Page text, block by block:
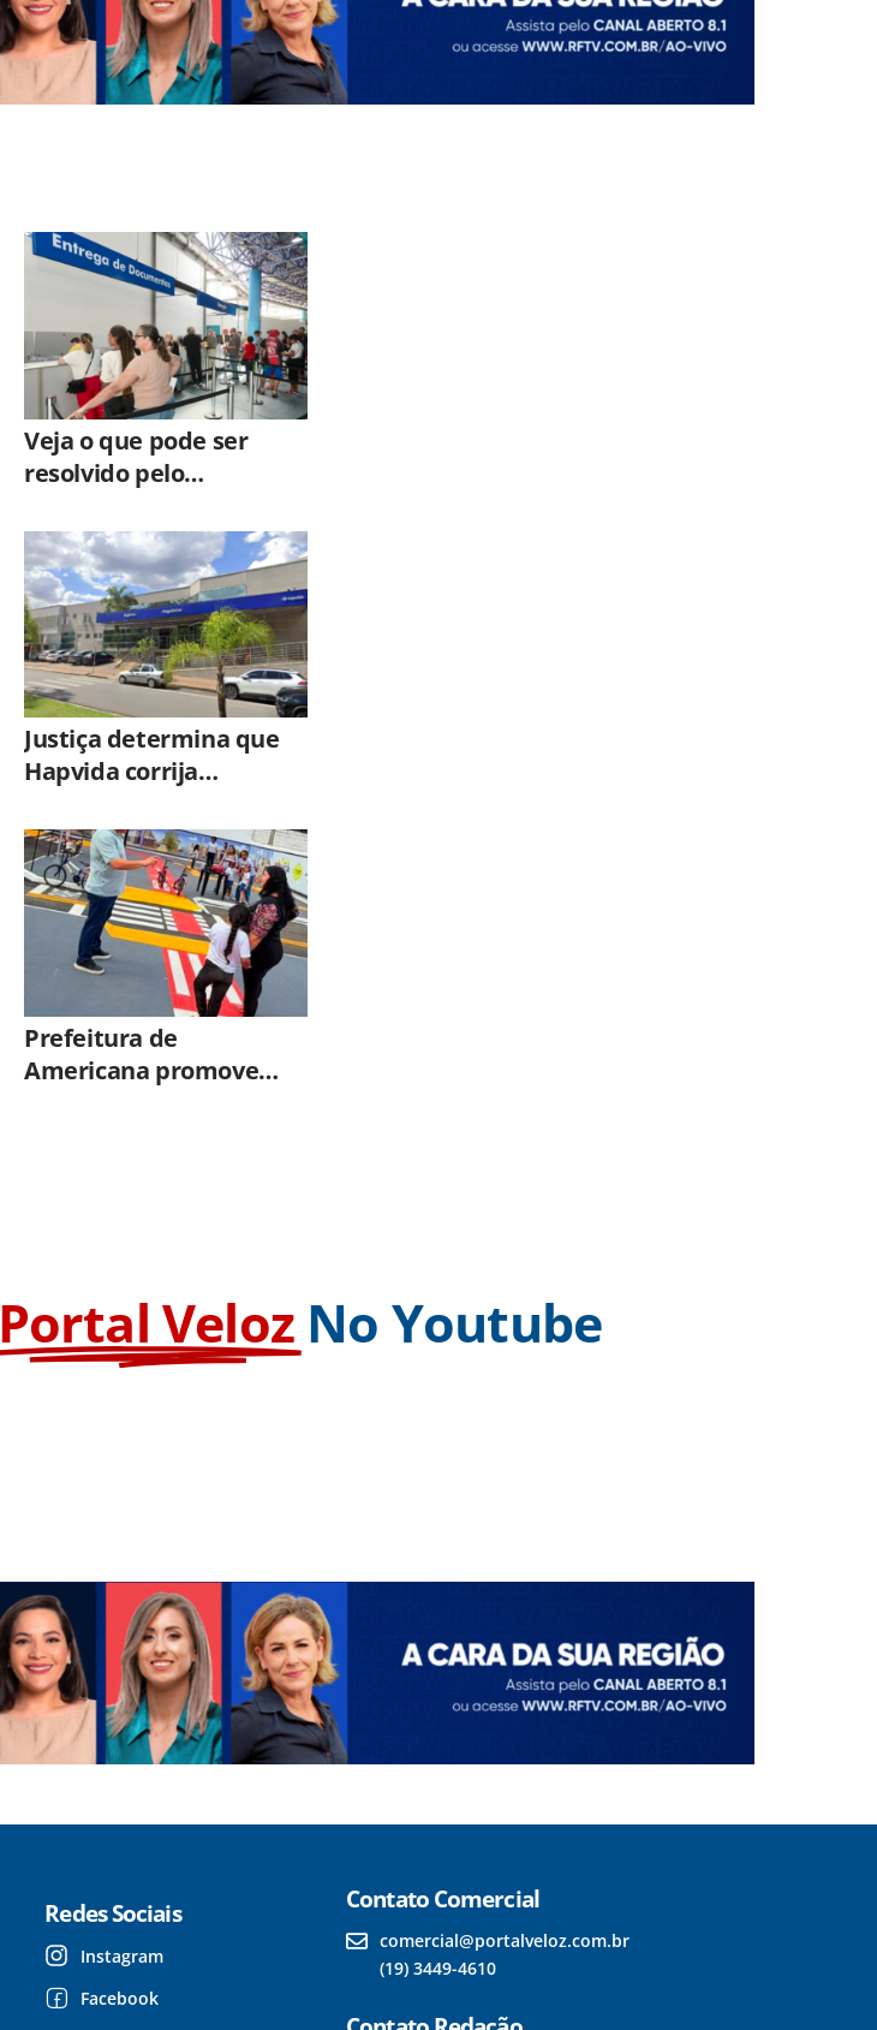
Veja o que pode ser
resolvido pelo
Poupatempo
Justiça determina que
Hapvida corrija
unidades de Limeira sob
pena de multa
Prefeitura de
Americana promove
Portal Veloz No Youtube
Redes Sociais
Instagram
Facebook
Contato Comercial
comercial@portalveloz.com.br
(19) 3449-4610